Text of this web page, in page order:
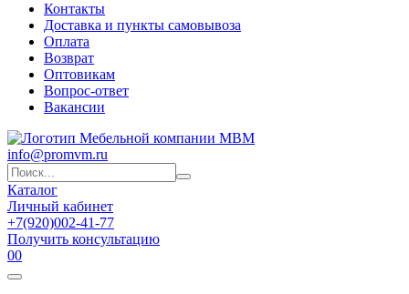
Контакты
Доставка и пункты самовывоза
Оплата
Возврат
Оптовикам
Вопрос-ответ
Вакансии
info@promvm.ru
Каталог
Личный кабинет
+7(920)002-41-77
Получить консультацию
00